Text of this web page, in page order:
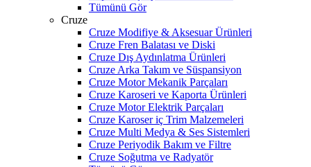
Tümünü Gör
Cruze
Cruze Modifiye & Aksesuar Ürünleri
Cruze Fren Balatası ve Diski
Cruze Dış Aydınlatma Ürünleri
Cruze Arka Takım ve Süspansiyon
Cruze Motor Mekanik Parçaları
Cruze Karoseri ve Kaporta Ürünleri
Cruze Motor Elektrik Parçaları
Cruze Karoser iç Trim Malzemeleri
Cruze Multi Medya & Ses Sistemleri
Cruze Periyodik Bakım ve Filtre
Cruze Soğutma ve Radyatör